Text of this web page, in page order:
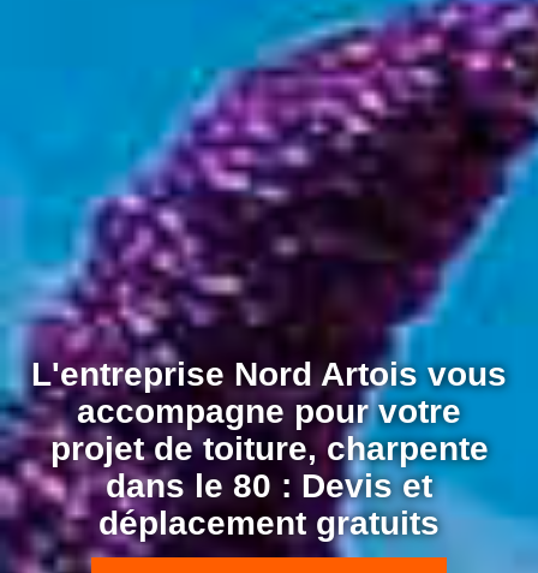
L'entreprise Nord Artois vous
accompagne pour votre
projet de toiture, charpente
dans le 80 : Devis et
déplacement gratuits